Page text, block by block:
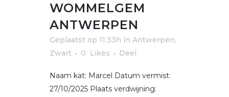
WOMMELGEM
ANTWERPEN
Geplaatst op 11:33h in Antwerpen,
Zwart
0 Likes Deel
Naam kat: Marcel Datum vermist:
27/10/2025 Plaats verdwijning: